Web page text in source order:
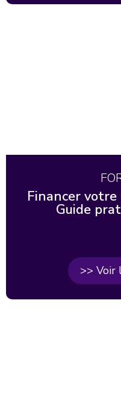
Financer
Guide
>> Voir